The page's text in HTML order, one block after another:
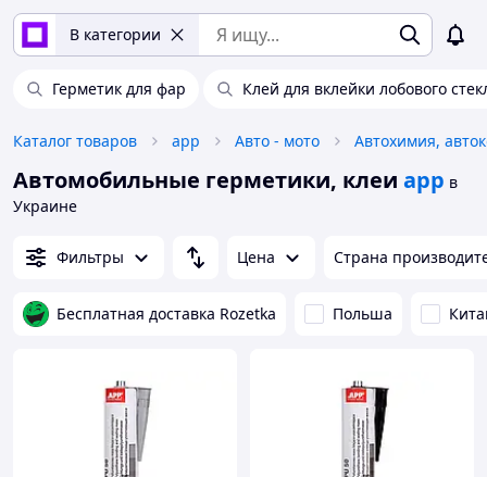
В категории
Герметик для фар Клей для вклейки лобового
Каталог товаров app Авто - мото
Автомобильные герметики, клеи app в
Украине
Фильтры Цена Страна
Бесплатная доставка Rozetka Польша